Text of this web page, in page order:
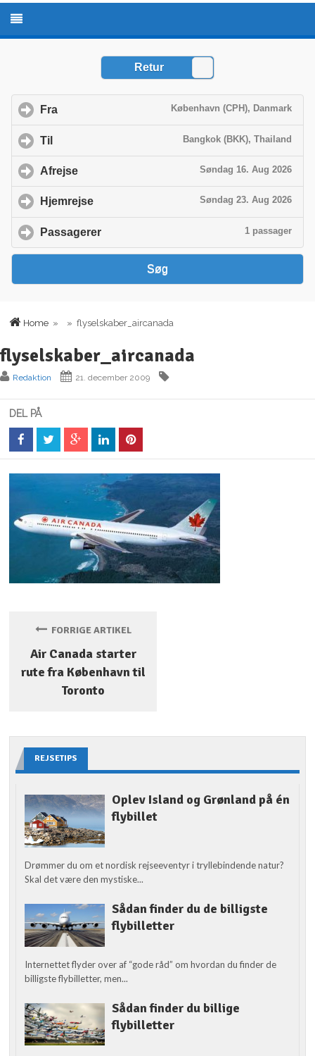
Home » » flyselskaber_aircanada
flyselskaber_aircanada
Redaktion 21. december 2009
DEL PÅ
FORRIGE ARTIKEL
Air Canada starter
rute fra København til
Toronto
REJSETIPS
Oplev Island og Grønland på én
flybillet
Drømmer du om et nordisk rejseeventyr i tryllebindende natur?
Skal det være den mystiske...
Sådan finder du de billigste
flybilletter
Internettet flyder over af “gode råd” om hvordan du finder de
billigste flybilletter, men...
Sådan finder du billige
flybilletter